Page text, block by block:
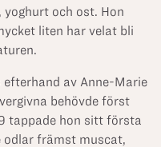
och ost. Hon
liten har velat bli
av Anne-Marie
behövde först
tappade hon sitt första
odlar främst muscat,